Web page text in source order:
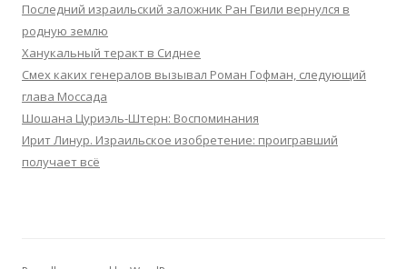
Последний израильский заложник Ран Гвили вернулся в
родную землю
Ханукальный теракт в Сиднее
Смех каких генералов вызывал Роман Гофман, следующий
глава Моссада
Шошана Цуриэль-Штерн: Воспоминания
Ирит Линур. Израильское изобретение: проигравший
получает всё